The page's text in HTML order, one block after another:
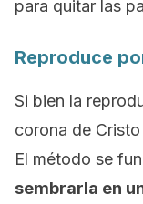
para quitar las
Reproduce
Si bien la
corona de
El método se
sembrarla en